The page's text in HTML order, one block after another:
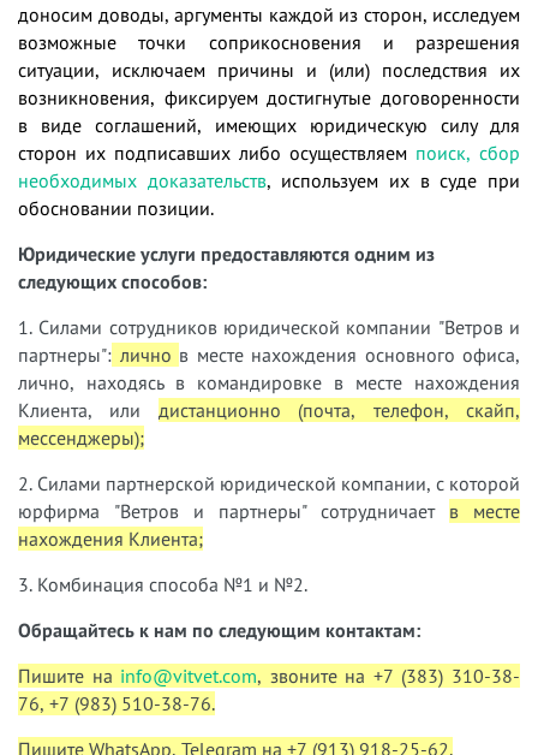
доносим доводы, аргументы каждой из сторон, исследуем
возможные точки соприкосновения и разрешения
ситуации, исключаем причины и (или) последствия их
возникновения, фиксируем достигнутые договоренности
в виде соглашений, имеющих юридическую силу для
сторон их подписавших либо осуществляем поиск, сбор
необходимых доказательств, используем их в суде при
обосновании позиции.
Юридические услуги предоставляются одним из
следующих способов:
1. Силами сотрудников юридической компании "Ветров и
партнеры": лично в месте нахождения основного офиса,
лично, находясь в командировке в месте нахождения
Клиента, или дистанционно (почта, телефон, скайп,
мессенджеры);
2. Силами партнерской юридической компании, с которой
юрфирма "Ветров и партнеры" сотрудничает в месте
нахождения Клиента;
3. Комбинация способа №1 и №2.
Обращайтесь к нам по следующим контактам:
Пишите на info@vitvet.com, звоните на +7 (383) 310-38-
76, +7 (983) 510-38-76.
Пишите WhatsApp, Telegram на +7 (913) 918-25-62.